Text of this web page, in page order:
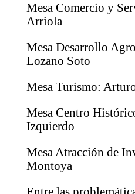
Mesa Comercio y
Arriola
Mesa Desarrollo
Lozano Soto
Mesa Turismo:
Mesa Centro
Izquierdo
Mesa Atracción de
Montoya